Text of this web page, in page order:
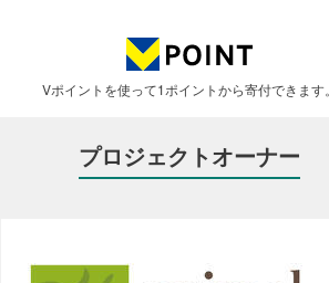
Vポイントを使って1ポイントから寄付できます。
プロジェクトオーナー